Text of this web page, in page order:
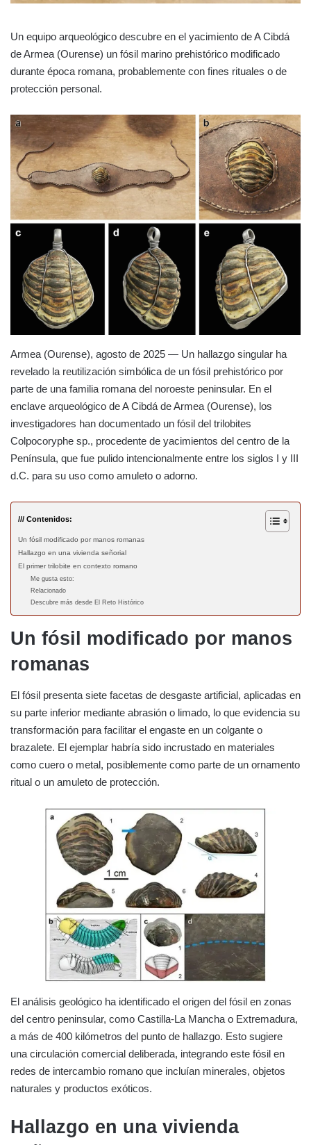
Un equipo arqueológico descubre en el yacimiento de A Cibdá
de Armea (Ourense) un fósil marino prehistórico modificado
durante época romana, probablemente con fines rituales o de
protección personal.
Armea (Ourense), agosto de 2025 — Un hallazgo singular ha
revelado la reutilización simbólica de un fósil prehistórico por
parte de una familia romana del noroeste peninsular. En el
enclave arqueológico de A Cibdá de Armea (Ourense), los
investigadores han documentado un fósil del trilobites
Colpocoryphe sp., procedente de yacimientos del centro de la
Península, que fue pulido intencionalmente entre los siglos I y III
d.C. para su uso como amuleto o adorno.
/// Contenidos:
Un fósil modificado por manos romanas
Hallazgo en una vivienda señorial
El primer trilobite en contexto romano
Me gusta esto:
Relacionado
Descubre más desde El Reto Histórico
Un fósil modificado por manos
romanas
El fósil presenta siete facetas de desgaste artificial, aplicadas en
su parte inferior mediante abrasión o limado, lo que evidencia su
transformación para facilitar el engaste en un colgante o
brazalete. El ejemplar habría sido incrustado en materiales
como cuero o metal, posiblemente como parte de un ornamento
ritual o un amuleto de protección.
El análisis geológico ha identificado el origen del fósil en zonas
del centro peninsular, como Castilla-La Mancha o Extremadura,
a más de 400 kilómetros del punto de hallazgo. Esto sugiere
una circulación comercial deliberada, integrando este fósil en
redes de intercambio romano que incluían minerales, objetos
naturales y productos exóticos.
Hallazgo en una vivienda